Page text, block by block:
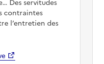
Des servitudes
contraintes
l’entretien des